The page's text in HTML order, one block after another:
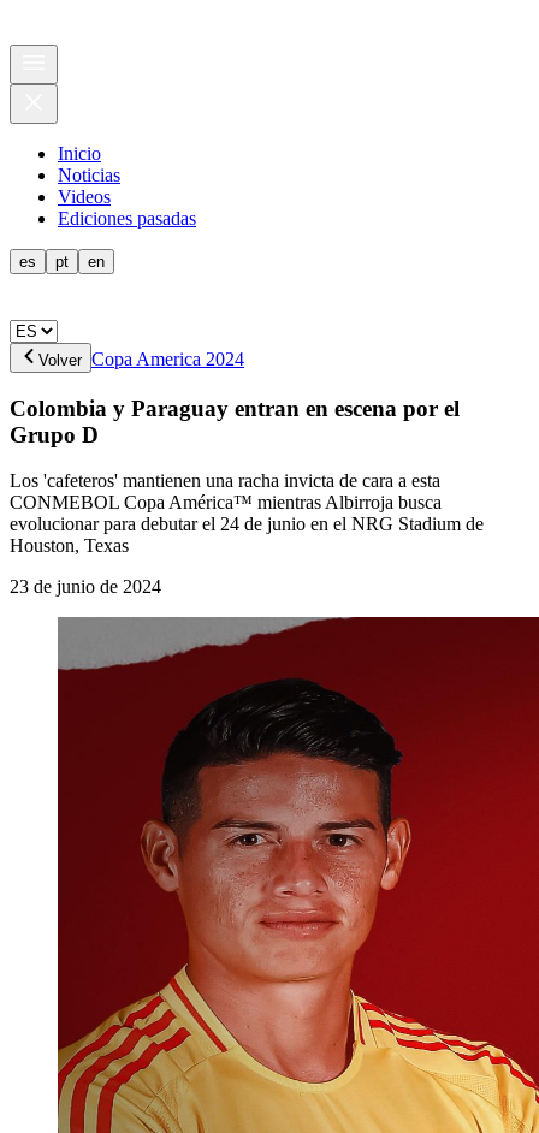
Inicio
Noticias
Videos
Ediciones pasadas
es pt en
Volver Copa America 2024
Colombia y Paraguay entran en escena por el
Grupo D
Los 'cafeteros' mantienen una racha invicta de cara a esta
CONMEBOL Copa América™ mientras Albirroja busca
evolucionar para debutar el 24 de junio en el NRG Stadium de
Houston, Texas
23 de junio de 2024